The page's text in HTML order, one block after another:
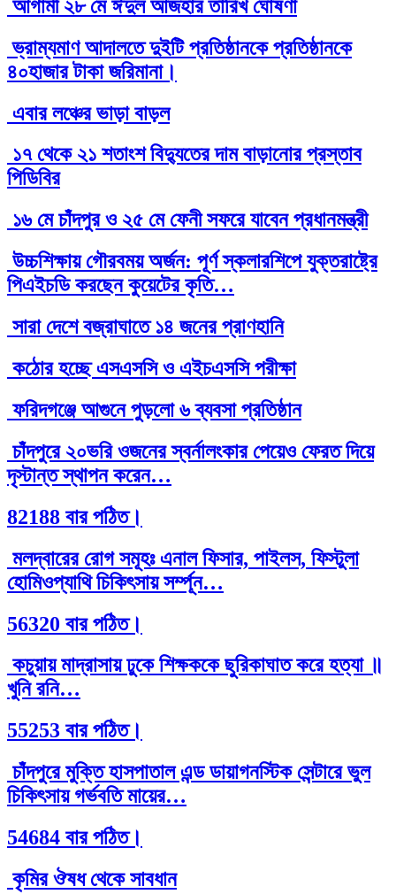
আগামী ২৮ মে ঈদুল আজহার তারিখ ঘোষণা
ভ্রাম্যমাণ আদালতে দুইটি প্রতিষ্ঠানকে প্রতিষ্ঠানকে
৪০হাজার টাকা জরিমানা।
এবার লঞ্চের ভাড়া বাড়ল
১৭ থেকে ২১ শতাংশ বিদ্যুতের দাম বাড়ানোর প্রস্তাব
পিডিবির
১৬ মে চাঁদপুর ও ২৫ মে ফেনী সফরে যাবেন প্রধানমন্ত্রী
উচ্চশিক্ষায় গৌরবময় অর্জন: পূর্ণ স্কলারশিপে যুক্তরাষ্ট্রে
পিএইচডি করছেন কুয়েটের কৃতি…
সারা দেশে বজ্রাঘাতে ১৪ জনের প্রাণহানি
কঠোর হচ্ছে এসএসসি ও এইচএসসি পরীক্ষা
ফরিদগঞ্জে আগুনে পুড়লো ৬ ব্যবসা প্রতিষ্ঠান
চাঁদপুরে ২০ভরি ওজনের স্বর্নালংকার পেয়েও ফেরত দিয়ে
দৃস্টান্ত স্থাপন করেন…
82188 বার পঠিত।
মলদ্বারের রোগ সমূহঃ এনাল ফিসার, পাইলস, ফিস্টুলা
হোমিওপ্যাথি চিকিৎসায় সর্ম্পূন…
56320 বার পঠিত।
কচুয়ায় মাদ্রাসায় ঢুকে শিক্ষককে ছুরিকাঘাত করে হত্যা ॥
খুনি রনি…
55253 বার পঠিত।
চাঁদপুরে মুক্তি হাসপাতাল এন্ড ডায়াগনস্টিক সেন্টারে ভুল
চিকিৎসায় গর্ভবতি মায়ের…
54684 বার পঠিত।
কৃমির ঔষধ থেকে সাবধান